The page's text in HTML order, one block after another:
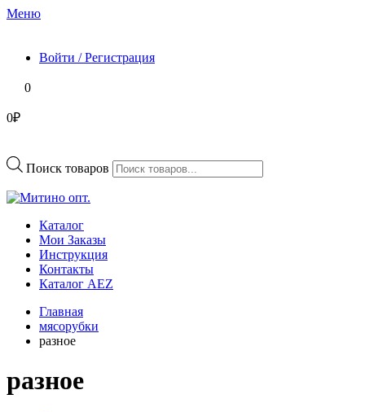
Меню
Войти / Регистрация
0
0₽
Поиск товаров
Каталог
Мои Заказы
Инструкция
Контакты
Каталог AEZ
Главная
мясорубки
разное
разное